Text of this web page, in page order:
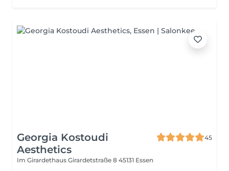
Georgia Kostoudi
Aesthetics
45
Im Girardethaus Girardetstraße 8 45131 Essen